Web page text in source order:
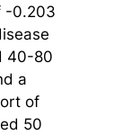
-0.203
40-80
a
of
50